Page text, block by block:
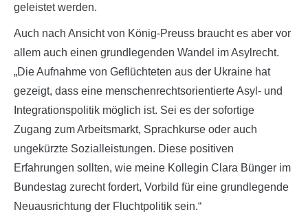
geleistet werden.
Auch nach Ansicht von König-Preuss braucht es aber vor
allem auch einen grundlegenden Wandel im Asylrecht.
„Die Aufnahme von Geflüchteten aus der Ukraine hat
gezeigt, dass eine menschenrechtsorientierte Asyl- und
Integrationspolitik möglich ist. Sei es der sofortige
Zugang zum Arbeitsmarkt, Sprachkurse oder auch
ungekürzte Sozialleistungen. Diese positiven
Erfahrungen sollten, wie meine Kollegin Clara Bünger im
Bundestag zurecht fordert, Vorbild für eine grundlegende
Neuausrichtung der Fluchtpolitik sein.“